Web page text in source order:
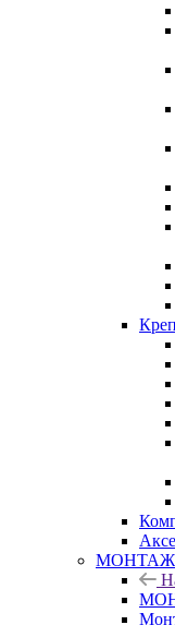
МОНТАЖ